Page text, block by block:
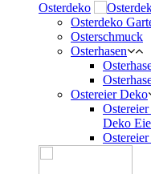
Osterdeko
Osterdeko
Osterschmuck
Osterhasen
Ostereier Deko
Deko